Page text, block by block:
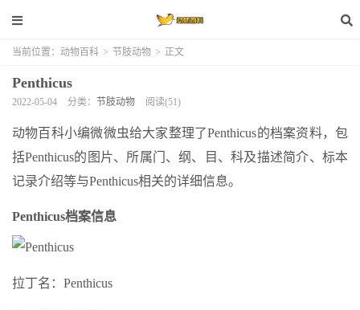
当前位置： 动物百科 > 节肢动物 > 正文
Penthicus
2022-05-04 分类： 节肢动物 阅读(51)
动物百科小编微微虫给大家整理了Penthicus的档案资料，包
括Penthicus的图片、所属门、纲、目、科及描述简介、标本
记录介绍等与Penthicus相关的详细信息。
Penthicus档案信息
拉丁名：Penthicus